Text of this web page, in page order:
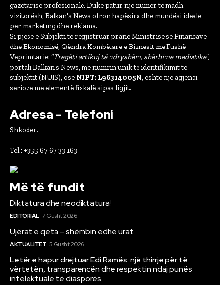
gazetarisë profesionale. Duke patur një numër të madh
vizitorësh, Balkan's News ofron hapësira dhe mundësi ideale
për marketing dhe reklama.
Si pjesë e Subjekti të regjistruar pranë Ministrisë së Financave
dhe Ekonomisë, Qëndra Kombëtare e Biznesit me Fushë
Veprimtarie: “Tregëti artikuj të ndryshëm, shërbime mediatike”,
portali Balkan's News, me numrin unik të identifikimit të
subjektit (NUIS), ose NIPT: L96314005N, është një agjenci
serioze me elementë fiskalë sipas ligjit.
Adresa - Telefoni
Shkoder.
Tel.: +355 67 67 33 163
Më të fundit
Diktatura dhe neodiktatura!
EDITORIAL 7 Gusht 2026
Ujërat e qeta – shëmbin edhe urat
AKTUALITET 5 Gusht 2026
Letër e hapur drejtuar Edi Ramës: një thirrje për të
vërtetën, transparencën dhe respektin ndaj punës
intelektuale të diasporës